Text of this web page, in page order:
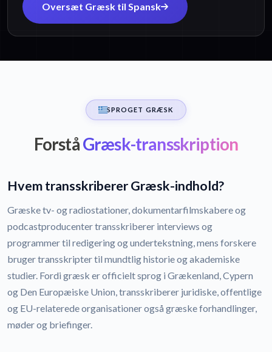
Oversæt Græsk til Spansk
SPROGET GRÆSK
ForståGræsk-transskription
Hvem transskriberer Græsk-indhold?
Græske tv- og radiostationer, dokumentarfilmskabere og
podcastproducenter transskriberer interviews og
programmer til redigering og undertekstning, mens forskere
bruger transskripter til mundtlig historie og akademiske
studier. Fordi græsk er officielt sprog i Grækenland, Cypern
og Den Europæiske Union, transskriberer juridiske, offentlige
og EU-relaterede organisationer også græske forhandlinger,
møder og briefinger.